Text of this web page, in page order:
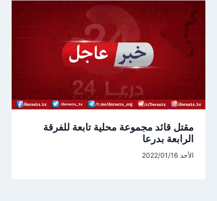
مقتل قائد مجموعة محلية تابعة للفرقة
الرابعة بدرعا
الأحد 2022/01/16